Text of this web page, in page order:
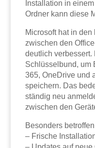
Installation in
Ordner kann diese
Microsoft hat in
zwischen den
deutlich verbessert.
Schlüsselbund, um
365, OneDrive und
speichern. Das
ständig neu
zwischen den
Besonders
– Frische